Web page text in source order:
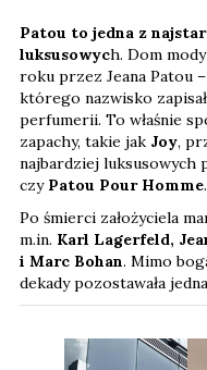
Patou to jedna z
luksusowych. Dom
roku przez Jeana Patou
którego nazwisko
perfumerii. To właśnie
zapachy, takie jak Joy,
najbardziej luksusowych
czy Patou Pour Homme.
Po śmierci założyciela
m.in. Karl Lagerfeld,
i Marc Bohan. Mimo
dekady pozostawała